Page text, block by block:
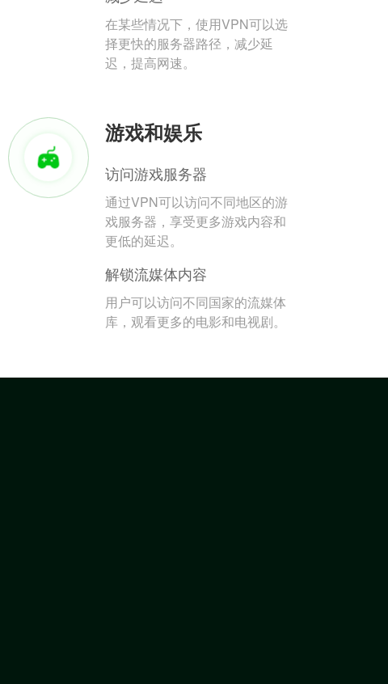
在某些情况下，使用VPN可以选
择更快的服务器路径，减少延
迟，提高网速。
游戏和娱乐
访问游戏服务器
通过VPN可以访问不同地区的游
戏服务器，享受更多游戏内容和
更低的延迟。
解锁流媒体内容
用户可以访问不同国家的流媒体
库，观看更多的电影和电视剧。